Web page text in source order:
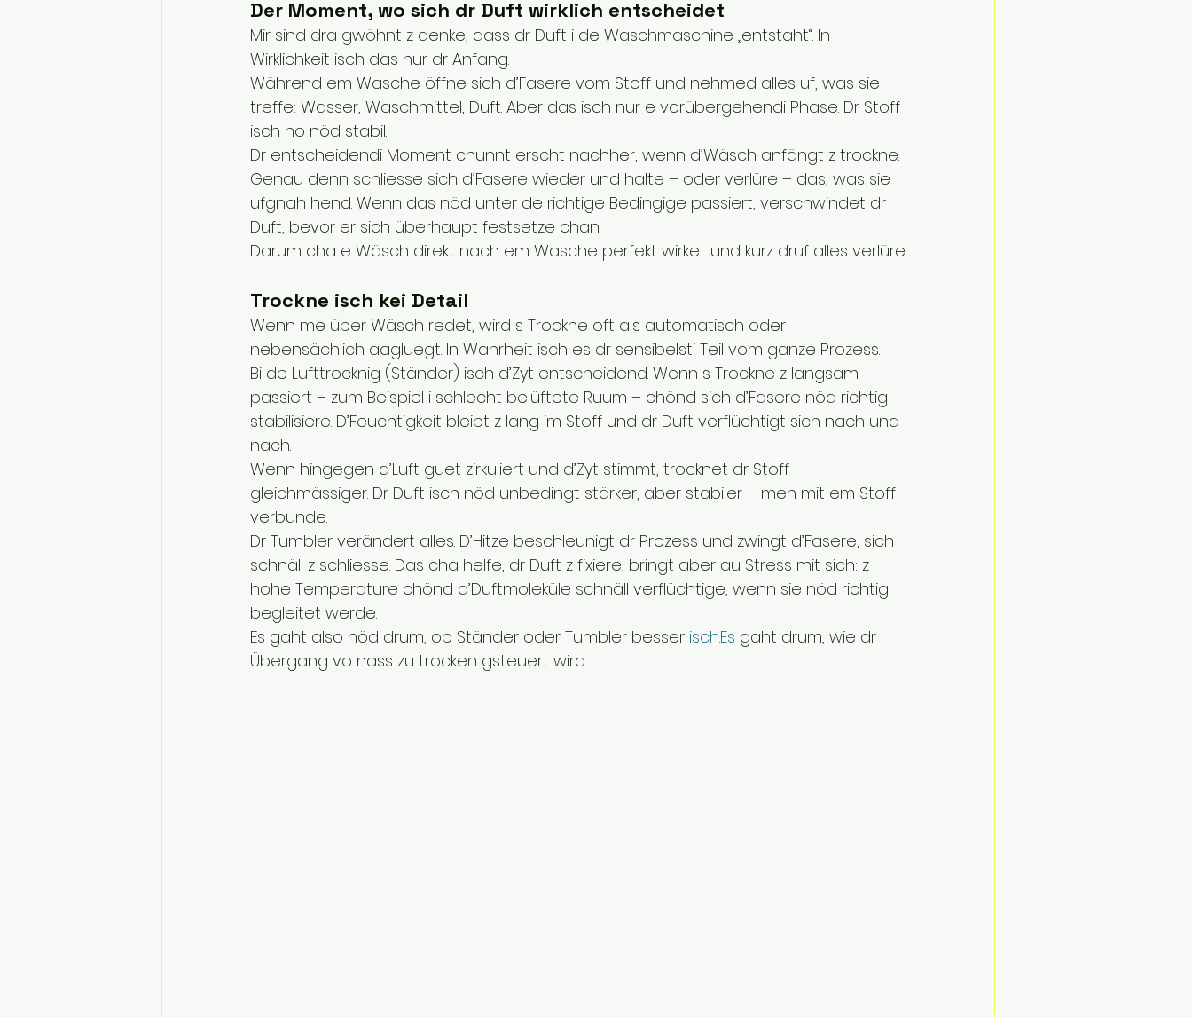
Der Moment, wo sich dr Duft wirklich entscheidet
Mir sind dra gwöhnt z denke, dass dr Duft i de Waschmaschine „entstaht“. In
Wirklichkeit isch das nur dr Anfang.
Während em Wasche öffne sich d’Fasere vom Stoff und nehmed alles uf, was sie
treffe: Wasser, Waschmittel, Duft. Aber das isch nur e vorübergehendi Phase. Dr Stoff
isch no nöd stabil.
Dr entscheidendi Moment chunnt erscht nachher, wenn d’Wäsch anfängt z trockne.
Genau denn schliesse sich d’Fasere wieder und halte – oder verlüre – das, was sie
ufgnah hend. Wenn das nöd unter de richtige Bedingige passiert, verschwindet dr
Duft, bevor er sich überhaupt festsetze chan.
Darum cha e Wäsch direkt nach em Wasche perfekt wirke… und kurz druf alles verlüre.
Trockne isch kei Detail
Wenn me über Wäsch redet, wird s Trockne oft als automatisch oder
nebensächlich aagluegt. In Wahrheit isch es dr sensibelsti Teil vom ganze Prozess.
Bi de Lufttrocknig (Ständer) isch d’Zyt entscheidend. Wenn s Trockne z langsam
passiert – zum Beispiel i schlecht belüftete Ruum – chönd sich d’Fasere nöd richtig
stabilisiere. D’Feuchtigkeit bleibt z lang im Stoff und dr Duft verflüchtigt sich nach und
nach.
Wenn hingegen d’Luft guet zirkuliert und d’Zyt stimmt, trocknet dr Stoff
gleichmässiger. Dr Duft isch nöd unbedingt stärker, aber stabiler – meh mit em Stoff
verbunde.
Dr Tumbler verändert alles. D’Hitze beschleunigt dr Prozess und zwingt d’Fasere, sich
schnäll z schliesse. Das cha helfe, dr Duft z fixiere, bringt aber au Stress mit sich: z
hohe Temperature chönd d’Duftmoleküle schnäll verflüchtige, wenn sie nöd richtig
begleitet werde.
Es gaht also nöd drum, ob Ständer oder Tumbler besser isch.Es gaht drum, wie dr
Übergang vo nass zu trocken gsteuert wird.